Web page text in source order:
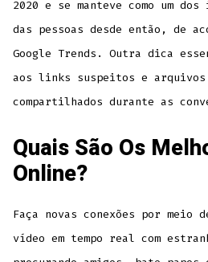
2020 e se manteve como um
das pessoas desde então, de
Google Trends. Outra dica
aos links suspeitos e arquivos
compartilhados durante as
Quais São Os
Online?
Faça novas conexões por meio
vídeo em tempo real com